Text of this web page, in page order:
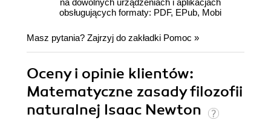
na dowolnych urządzeniach i aplikacjach
obsługujących formaty: PDF, EPub, Mobi
Masz pytania? Zajrzyj do zakładki Pomoc »
Oceny i opinie klientów:
Matematyczne zasady filozofii
naturalnej Isaac Newton